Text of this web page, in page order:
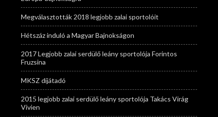
Megválasztották 2018 legjobb zalai sportolóit
Hétszáz induló a Magyar Bajnokságon
2017 Legjobb zalai serdülő leány sportolója Forintos
Fruzsina
MKSZ díjátadó
2015 legjobb zalai serdülő leány sportolója Takács Virág
Vivien